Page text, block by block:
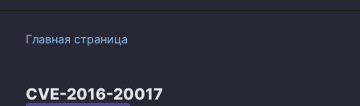
Главная страница
CVE-2016-20017